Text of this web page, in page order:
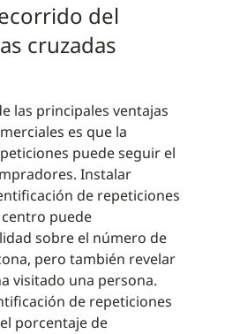
del
cruzadas
las principales ventajas
es que la
puede seguir el
Instalar
de repeticiones
puede
sobre el número de
pero también revelar
visitado una persona.
de repeticiones
porcentaje de